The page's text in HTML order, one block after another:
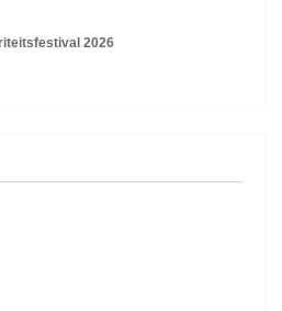
2026